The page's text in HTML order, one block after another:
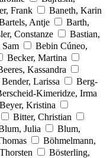
Frank
Baneth, Karin
Antje
Barth,
Constanze
Bastian,
Sam
Bebin Cúneo,
Becker, Martina
Kassandra
Bender, Larissa
Berg-
Kimeridze, Irma
Beyer, Kristina
Bitter, Christian
Julia
Blum,
Böhmelmann,
Bösterling,